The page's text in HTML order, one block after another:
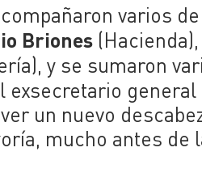
varios
Briones
y se sumaron
exsecretario
un nuevo
mucho antes de